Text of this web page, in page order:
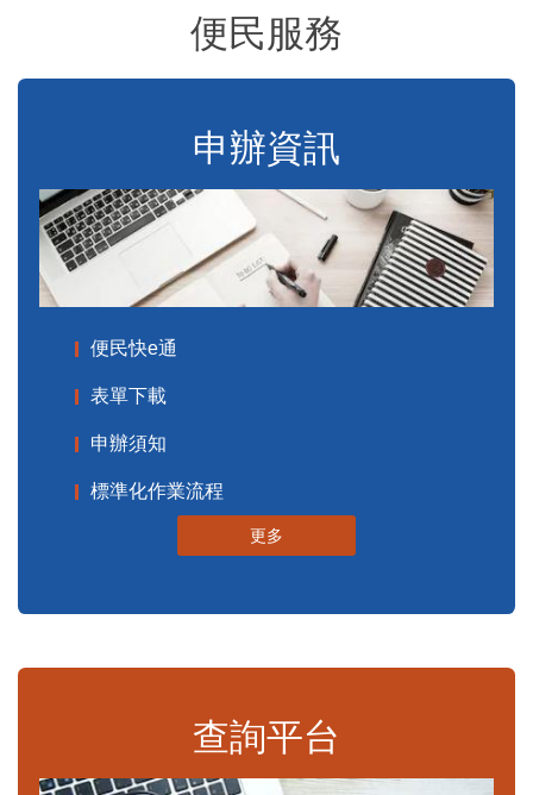
便民服務
申辦資訊
便民快e通
表單下載
申辦須知
標準化作業流程
更多
查詢平台